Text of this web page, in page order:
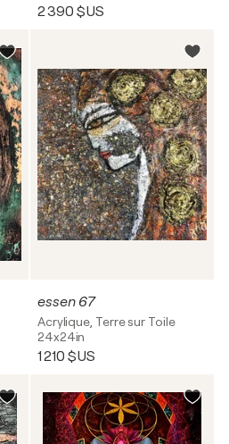
2 390 $US
essen 67
Acrylique, Terre sur Toile
24x24in
1 210 $US